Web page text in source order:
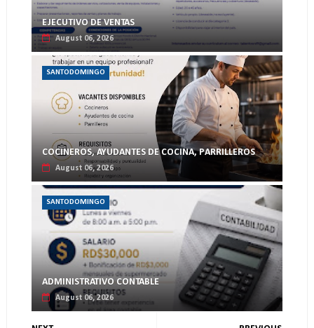
EJECUTIVO DE VENTAS
August 06, 2026
SANTODOMINGO
COCINEROS, AYUDANTES DE COCINA, PARRILLEROS
August 06, 2026
SANTODOMINGO
ADMINISTRATIVO CONTABLE
August 06, 2026